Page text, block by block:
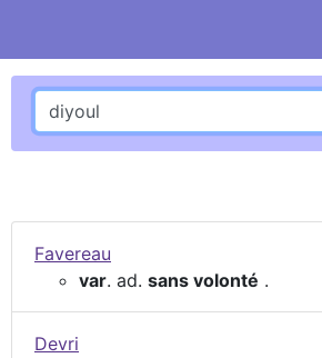
Favereau
var. ad. sans volonté .
Devri